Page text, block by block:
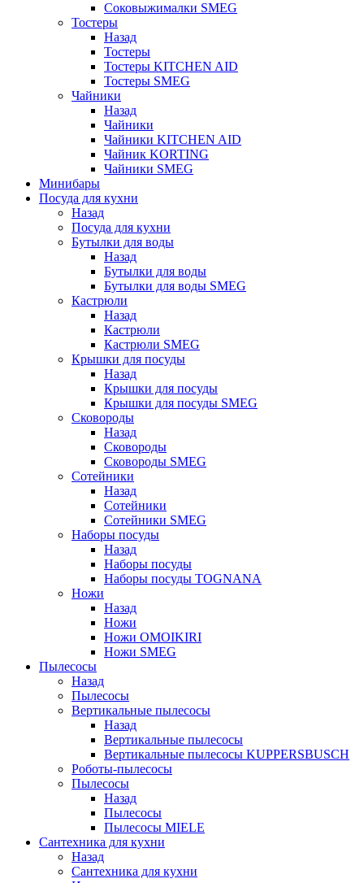
Соковыжималки SMEG
Тостеры
Назад
Тостеры
Тостеры KITCHEN AID
Тостеры SMEG
Чайники
Назад
Чайники
Чайники KITCHEN AID
Чайник KORTING
Чайники SMEG
Минибары
Посуда для кухни
Назад
Посуда для кухни
Бутылки для воды
Назад
Бутылки для воды
Бутылки для воды SMEG
Кастрюли
Назад
Кастрюли
Кастрюли SMEG
Крышки для посуды
Назад
Крышки для посуды
Крышки для посуды SMEG
Сковороды
Назад
Сковороды
Сковороды SMEG
Сотейники
Назад
Сотейники
Сотейники SMEG
Наборы посуды
Назад
Наборы посуды
Наборы посуды TOGNANA
Ножи
Назад
Ножи
Ножи OMOIKIRI
Ножи SMEG
Пылесосы
Назад
Пылесосы
Вертикальные пылесосы
Назад
Вертикальные пылесосы
Вертикальные пылесосы KUPPERSBUSCH
Роботы-пылесосы
Пылесосы
Назад
Пылесосы
Пылесосы MIELE
Сантехника для кухни
Назад
Сантехника для кухни